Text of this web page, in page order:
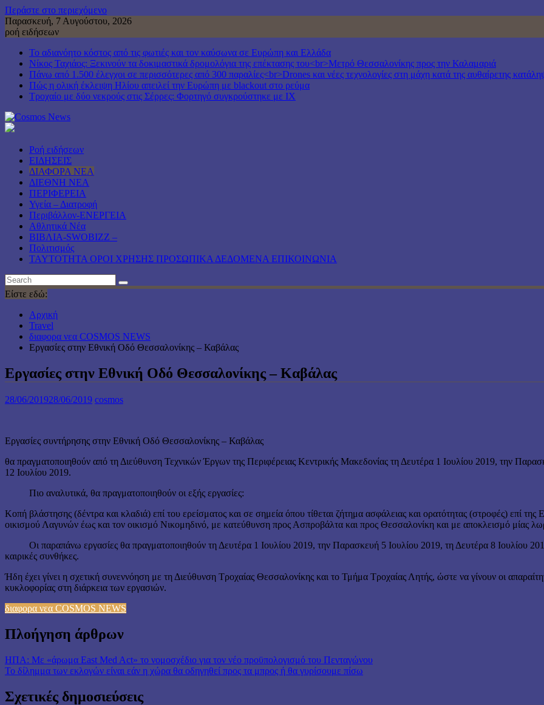
Περάστε στο περιεχόμενο
Παρασκευή, 7 Αυγούστου, 2026
ροή ειδήσεων
Το αδιανόητο κόστος από τις φωτιές και τον καύσωνα σε Ευρώπη και Ελλάδα
Νίκος Ταχιάος: Ξεκινούν τα δοκιμαστικά δρομολόγια της επέκτασης του<br>Μετρό Θεσσαλονίκης προς την Καλαμαριά
Πάνω από 1.500 έλεγχοι σε περισσότερες από 300 παραλίες<br>Drones και νέες τεχνολογίες στη μάχη κατά της αυθαίρετης
Πώς η ολική έκλειψη Ηλίου απειλεί την Ευρώπη με blackout στο ρεύμα
Τροχαίο με δύο νεκρούς στις Σέρρες: Φορτηγό συγκρούστηκε με ΙΧ
Ροή ειδήσεων
ΕΙΔΗΣΕΙΣ
ΔΙΑΦΟΡΑ ΝΕΑ
ΔΙΕΘΝΗ ΝΕΑ
ΠΕΡΙΦΕΡΕΙΑ
Υγεία – Διατροφή
Περιβάλλον-ΕΝΕΡΓΕΙΑ
Αθλητικά Νέα
ΒΙΒΛΙΑ-SWOBIZZ –
Πολιτισμός
TAYTOTHTA ΟΡΟΙ ΧΡΗΣΗΣ ΠΡΟΣΩΠΙΚΑ ΔΕΔΟΜΕΝΑ ΕΠΙΚΟΙΝΩΝΙΑ
Είστε εδώ:
Αρχική
Travel
διαφορα νεα COSMOS NEWS
Εργασίες στην Εθνική Οδό Θεσσαλονίκης – Καβάλας
Εργασίες στην Εθνική Οδό Θεσσαλονίκης – Καβάλας
28/06/201928/06/2019 cosmos
Εργασίες συντήρησης στην Εθνική Οδό Θεσσαλονίκης – Καβάλας
θα πραγματοποιηθούν από τη Διεύθυνση Τεχνικών Έργων της Περιφέρειας Κεντρικής Μακεδονίας τη Δευτέρα 1 Ιουλίου 2019, την
12 Ιουλίου 2019.
Πιο αναλυτικά, θα πραγματοποιηθούν οι εξής εργασίες:
Κοπή βλάστησης (δέντρα και κλαδιά) επί του ερείσματος και σε σημεία όπου τίθεται ζήτημα ασφάλειας και ορατότητας (στροφές) επί
οικισμού Λαγυνών έως και τον οικισμό Νικομηδινό, με κατεύθυνση προς Ασπροβάλτα και προς Θεσσαλονίκη και με αποκλεισμό μίας
Οι παραπάνω εργασίες θα πραγματοποιηθούν τη Δευτέρα 1 Ιουλίου 2019, την Παρασκευή 5 Ιουλίου 2019, τη Δευτέρα 8 Ιουλίου
καιρικές συνθήκες.
Ήδη έχει γίνει η σχετική συνεννόηση με τη Διεύθυνση Τροχαίας Θεσσαλονίκης και το Τμήμα Τροχαίας Λητής, ώστε να γίνουν οι
κυκλοφορίας στη διάρκεια των εργασιών.
διαφορα νεα COSMOS NEWS
Πλοήγηση άρθρων
ΗΠΑ: Με «άρωμα East Med Act» το νομοσχέδιο για τον νέο προϋπολογισμό του Πενταγώνου
Το δίλημμα των εκλογών είναι εάν η χώρα θα οδηγηθεί προς τα μπρος ή θα γυρίσουμε πίσω
Σχετικές δημοσιεύσεις